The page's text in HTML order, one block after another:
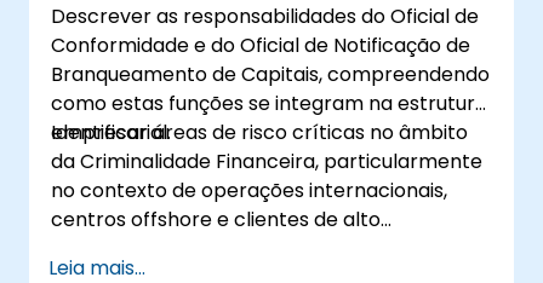
Descrever as responsabilidades do Oficial de
Conformidade e do Oficial de Notificação de
Branqueamento de Capitais, compreendendo
como estas funções se integram na estrutura
empresarial.
Identificar áreas de risco críticas no âmbito
da Criminalidade Financeira, particularmente
no contexto de operações internacionais,
centros offshore e clientes de alto
Leia mais...